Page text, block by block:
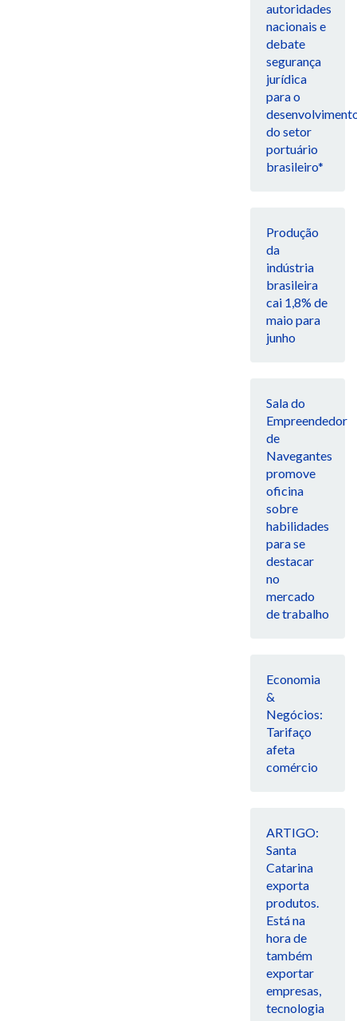
autoridades
nacionais e
debate
segurança
jurídica
para o
do setor
portuário
brasileiro*
Produção
da
indústria
brasileira
cai 1,8% de
maio para
junho
Sala do
Empreendedor
de
Navegantes
promove
oficina
sobre
habilidades
para se
destacar
no
mercado
de trabalho
Economia
&
Negócios:
Tarifaço
afeta
comércio
ARTIGO:
Santa
Catarina
exporta
produtos.
Está na
hora de
também
exportar
empresas,
tecnologia